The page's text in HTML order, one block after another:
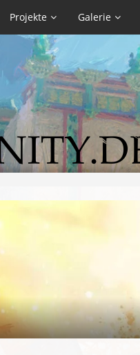
Projekte Galerie